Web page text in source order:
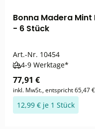
Bonna Madera
- 6 Stück
Art.-Nr. 10454
4-9 Werktage*
77,91 €
inkl. MwSt., entspricht 65,47
12,99 € je 1 Stück